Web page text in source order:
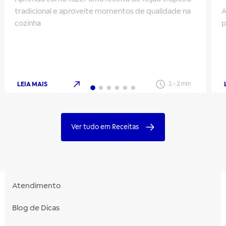
tradicional e aproveite momentos de qualidade na
cozinha
LEIA MAIS 1- 2 min
Ver tudo em Receitas
Atendimento
Blog de Dicas